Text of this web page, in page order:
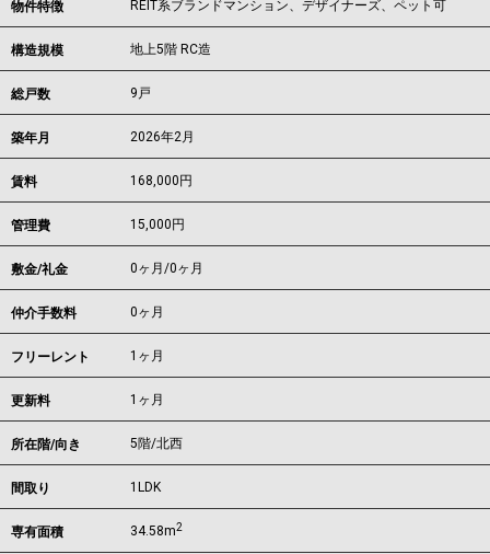
物件特徴 REIT系ブランドマンション、デザイナーズ、ペット可
構造規模 地上5階 RC造
総戸数 9戸
築年月 2026年2月
賃料 168,000 円
管理費 15,000円
敷金/礼金 0ヶ月/0ヶ月
仲介手数料 0ヶ月
フリーレント 1ヶ月
更新料 1ヶ月
所在階/向き 5階/北西
間取り 1LDK
専有面積 34.58m2